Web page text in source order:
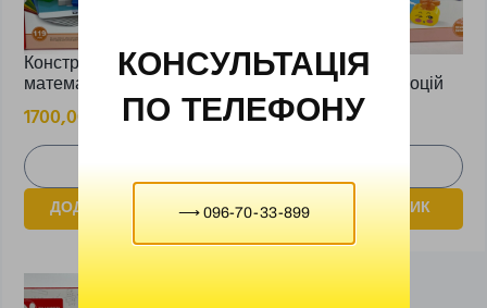
Конструктор Рання
математика
1700,00
ДОДАТИ В КОШИК
Конструктор
Розпізнавання емоцій
2200,00₴
ДОДАТИ В КОШИК
КОНСУЛЬТАЦІЯ
ПО ТЕЛЕФОНУ
⟶ 096-70-33-899